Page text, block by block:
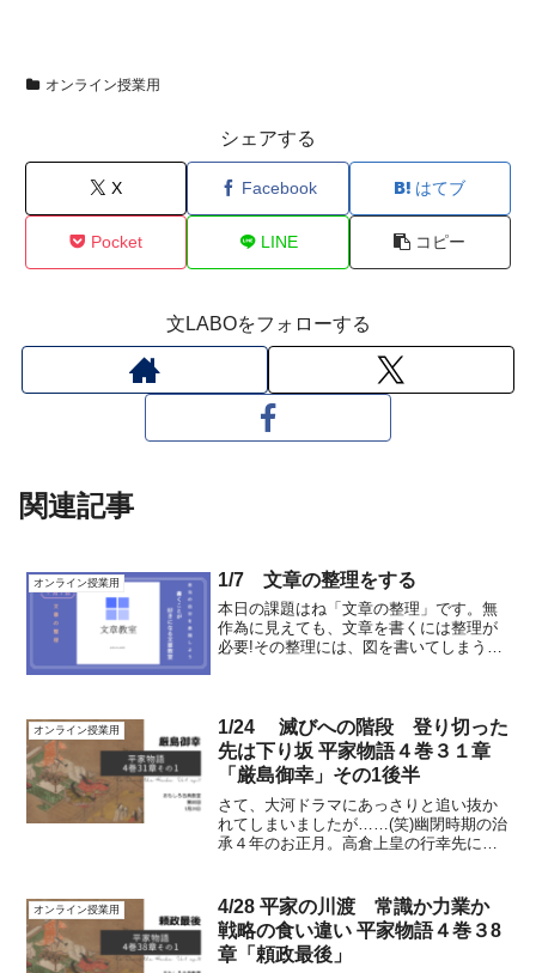
オンライン授業用
シェアする
X Facebook はてブ
Pocket LINE コピー
文LABOをフォローする
関連記事
オンライン授業用 1/7 文章の整理をする
本日の課題はね「文章の整理」です。無
作為に見えても、文章を書くには整理が
必要!その整理には、図を書いてしまうの
までの、具体化の文章...
オンライン授業用
1/24 滅びへの階段 登り切った
先は下り坂 平家物語４巻３１章
「厳島御幸」その1後半
さて、大河ドラマにあっさりと追い抜か
れてしまいましたが……(笑)幽閉時期の治
承４年のお正月。高倉上皇の行幸先に厳
ますが、京も京でもめていたという……
しかし、伊豆からは、...
オンライン授業用
4/28 平家の川渡 常識か力業か
戦略の食い違い 平家物語４巻３8
章「頼政最後」